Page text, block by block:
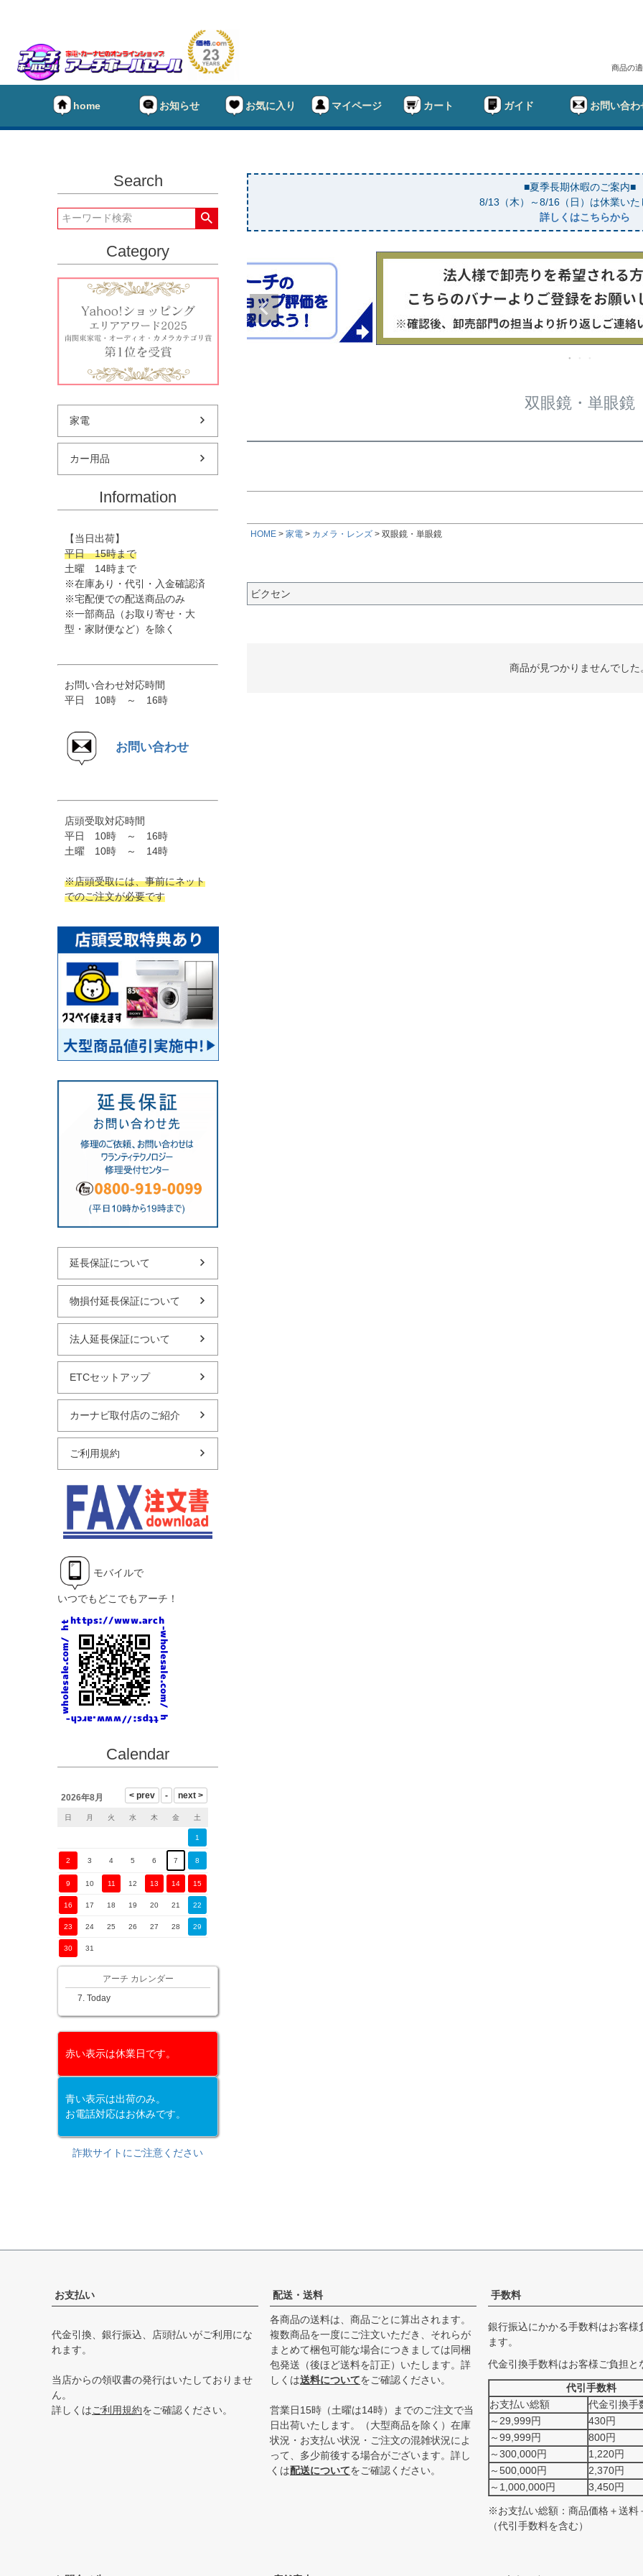
商品の
home お知らせ お気に入り マイページ カート ガイド お問い合わ
Search
Category
家電
カー用品
Information
【当日出荷】
平日 15時まで
土曜 14時まで
※在庫あり・代引・入金確認済
※宅配便での配送商品のみ
※一部商品（お取り寄せ・大
型・家財便など）を除く
お問い合わせ対応時間
平日 10時 ～ 16時
お問い合わせ
店頭受取対応時間
平日 10時 ～ 16時
土曜 10時 ～ 14時
※店頭受取には、事前にネット
でのご注文が必要です
延長保証について
物損付延長保証について
法人延長保証について
ETCセットアップ
カーナビ取付店のご紹介
ご利用規約
モバイルで
いつでもどこでもアーチ！
Calendar
2026年8月
日 月 火 水 木 金 土
1
2 3 4 5 6 7 8
9 10 11 12 13 14 15
16 17 18 19 20 21 22
23 24 25 26 27 28 29
30 31
アーチ カレンダー
Today
赤い表示は休業日です。
青い表示は出荷のみ。
お電話対応はお休みです。
詐欺サイトにご注意ください
■夏季長期休暇のご案内■
8/13（木）～8/16（日）は休業いた
詳しくはこちらから
双眼鏡・単眼鏡
キーワード
在庫なし
在庫な
検索
★タイヤ幅
HOME 家電 カメラ・レンズ 双眼鏡・単眼鏡
ビクセン
商品が見つかりませんでした
お支払い
代金引換、銀行振込、店頭払いがご利用にな
れます。
当店からの領収書の発行はいたしておりませ
ん。
詳しくはご利用規約をご確認ください。
配送・送料
各商品の送料は、商品ごとに算出されます。
複数商品を一度にご注文いただき、それらが
まとめて梱包可能な場合につきましては同梱
包発送（後ほど送料を訂正）いたします。詳
しくは送料についてをご確認ください。
営業日15時（土曜は14時）までのご注文で当
日出荷いたします。（大型商品を除く）在庫
状況・お支払い状況・ご注文の混雑状況によ
って、多少前後する場合がございます。詳し
くは配送についてをご確認ください。
手数料
銀行振込にかかる手数料はお客様
ます。
代金引換手数料はお客様ご負担と
代引手数料
お支払い総額
代金引換手
～29,999円
430円
～99,999円
800円
～300,000円
1,220円
～500,000円
2,370円
～1,000,000円
3,450円
※お支払い総額：商品価格＋送料
（代引手数料を含む）